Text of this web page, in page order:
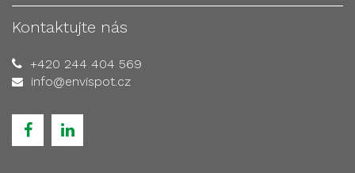
Kontaktujte nás
+420 244 404 569
info@envispot.cz